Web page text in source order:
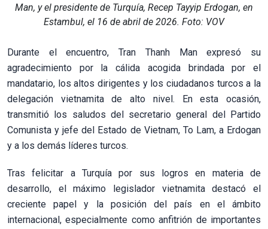
Man, y el presidente de Turquía, Recep Tayyip Erdogan, en
Estambul, el 16 de abril de 2026. Foto: VOV
Durante el encuentro, Tran Thanh Man expresó su
agradecimiento por la cálida acogida brindada por el
mandatario, los altos dirigentes y los ciudadanos turcos a la
delegación vietnamita de alto nivel. En esta ocasión,
transmitió los saludos del secretario general del Partido
Comunista y jefe del Estado de Vietnam, To Lam, a Erdogan
y a los demás líderes turcos.
Tras felicitar a Turquía por sus logros en materia de
desarrollo, el máximo legislador vietnamita destacó el
creciente papel y la posición del país en el ámbito
internacional, especialmente como anfitrión de importantes